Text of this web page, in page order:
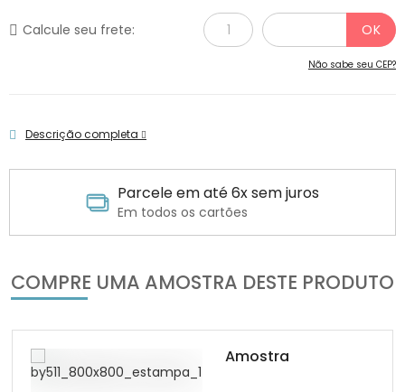
Calcule seu frete:
Não sabe seu CEP?
Descrição completa
Parcele em até 6x sem juros
Em todos os cartões
COMPRE UMA AMOSTRA DESTE PRODUTO
Amostra